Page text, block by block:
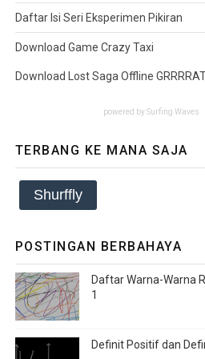
Daftar Isi Seri Eksperimen Pikiran
Download Game Crazy Taxi
Download Lost Saga Offline
powered by Surfing Waves
TERBANG KE MANA SAJA
Shurffly
POSTINGAN BERBAHAYA
Daftar Warna-Warna
1
Definit Positif dan